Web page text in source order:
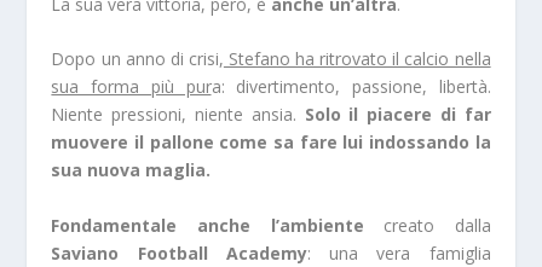
Dopo un anno di crisi, Stefano ha ritrovato il calcio nella
sua forma più pura: divertimento, passione, libertà.
Niente pressioni, niente ansia. Solo il piacere di far
muovere il pallone come sa fare lui indossando la
sua nuova maglia.
Fondamentale anche l’ambiente creato dalla
Saviano Football Academy: una vera famiglia